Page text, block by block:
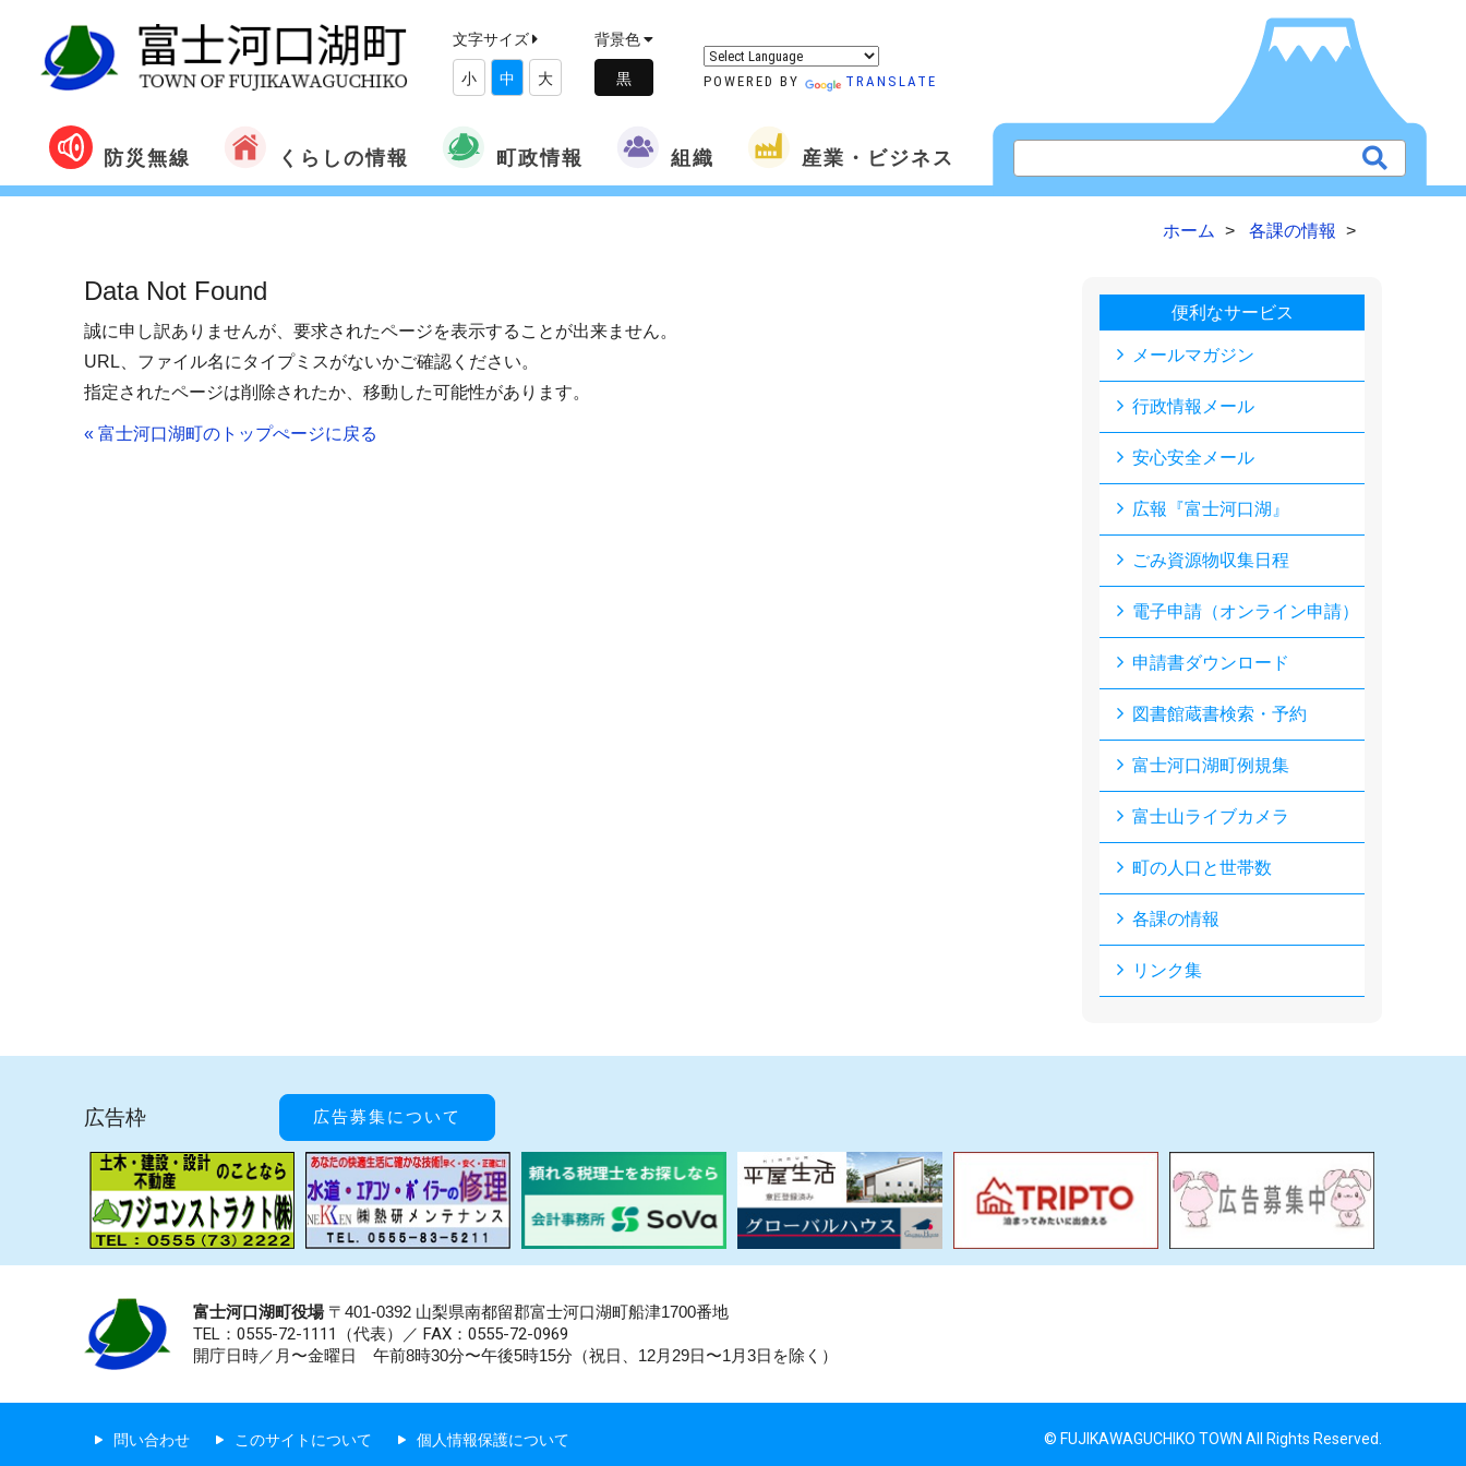
文字サイズ
小 中 大
背景色
POWERED BY TRANSLATE
防災無線 くらしの情報 町政情報 組織 産業・ビジネス
ホーム 各課の情報
Data Not Found
誠に申し訳ありませんが、要求されたページを表示することが出来ません。
URL、ファイル名にタイプミスがないかご確認ください。
指定されたページは削除されたか、移動した可能性があります。
« 富士河口湖町のトップぺージに戻る
便利なサービス
メールマガジン
行政情報メール
安心安全メール
広報『富士河口湖』
ごみ資源物収集日程
電子申請（オンライン申請）
申請書ダウンロード
図書館蔵書検索・予約
富士河口湖町例規集
富士山ライブカメラ
町の人口と世帯数
各課の情報
リンク集
広告枠 広告募集について
富士河口湖町役場〒401-0392 山梨県南都留郡富士河口湖町船津1700番地
TEL：0555-72-1111 （代表）／ FAX：0555-72-0969
開庁日時／月〜金曜日 午前8時30分〜午後5時15分（祝日、12月29日〜1月3日を除く）
問い合わせ このサイトについて 個人情報保護について © FUJIKAWAGUCHIKO TOWN All Rights Reserved.